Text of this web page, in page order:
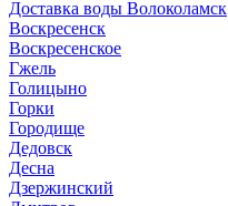
Доставка воды Волоколамск
Воскресенск
Воскресенское
Гжель
Голицыно
Горки
Городище
Дедовск
Десна
Дзержинский